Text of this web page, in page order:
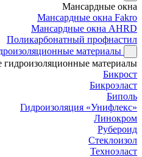
Мансардные окна
Мансардные окна Fakro
Мансардные окна AHRD
Поликарбонатный профнастил
материалы
гидроизоляционные материалы
Бикрост
Бикроэласт
Биполь
Гидроизоляция «Унифлекс»
Линокром
Рубероид
Стеклоизол
Техноэласт